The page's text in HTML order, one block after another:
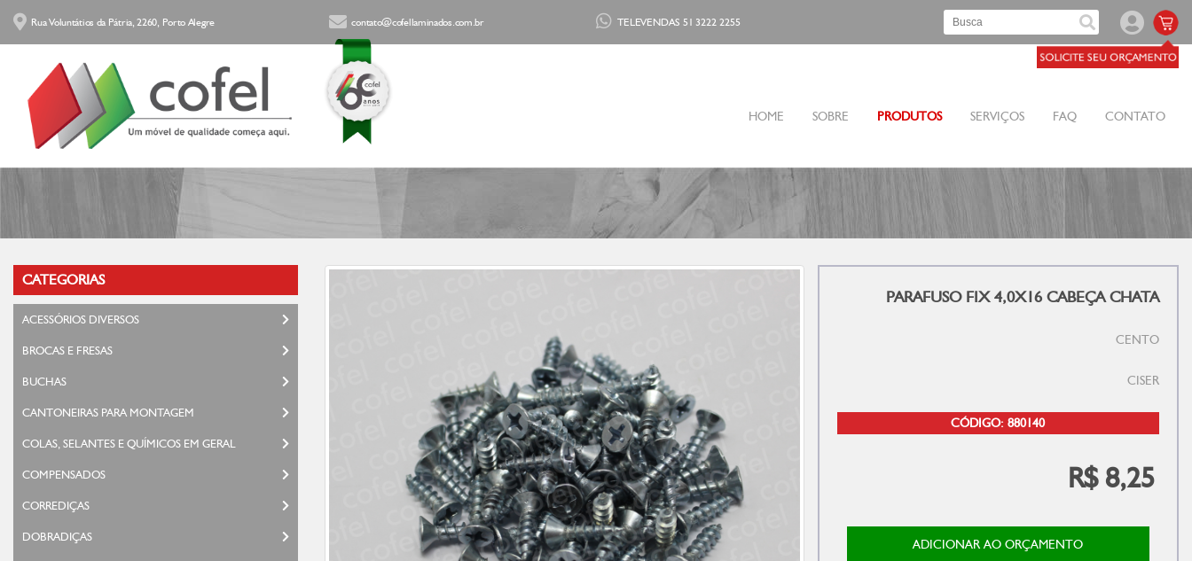
Rua Voluntátios da Pátria, 2260, Porto Alegre contato@cofellaminados.com.br TELEVENDAS 51 3222 2255
HOME SOBRE PRODUTOS SERVIÇOS FAQ CONTATO
CATEGORIAS
ACESSÓRIOS DIVERSOS
BROCAS E FRESAS
BUCHAS
CANTONEIRAS PARA MONTAGEM
COLAS, SELANTES E QUÍMICOS EM GERAL
COMPENSADOS
CORREDIÇAS
DOBRADIÇAS
PARAFUSO FIX 4,0X16 CABEÇA CHATA
CENTO
CISER
CÓDIGO: 880140
R$ 8,25
ADICIONAR AO ORÇAMENTO